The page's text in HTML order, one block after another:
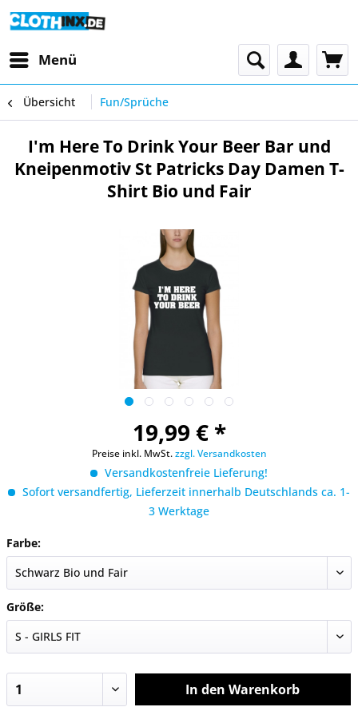
Menü
Übersicht Fun/Sprüche
I'm Here To Drink Your Beer Bar und
Kneipenmotiv St Patricks Day Damen T-
Shirt Bio und Fair
19,99 € *
Preise inkl. MwSt.zzgl. Versandkosten
Versandkostenfreie Lieferung!
Sofort versandfertig, Lieferzeit innerhalb Deutschlands ca. 1-
3 Werktage
Farbe:
Größe:
In den Warenkorb